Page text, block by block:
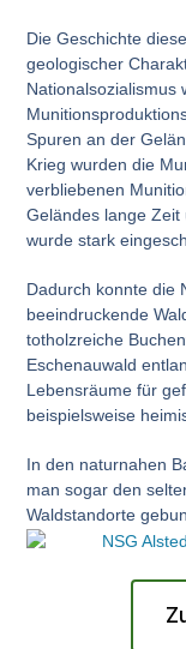
Die Geschichte
geologischer
Nationalsozialismus
Spuren an der
Krieg wurden die
verbliebenen
Geländes lange
wurde stark
Dadurch konnte die
beeindruckende
totholzreiche
Eschenauwald
Lebensräume für
beispielsweise
In den naturnahen
man sogar den
Waldstandorte